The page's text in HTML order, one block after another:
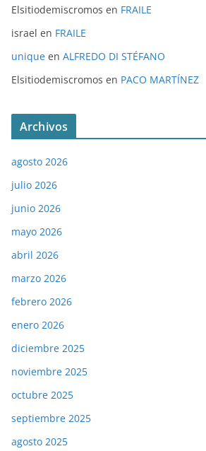
Elsitiodemiscromos en FRAILE
israel en FRAILE
unique en ALFREDO DI STÉFANO
Elsitiodemiscromos en PACO MARTÍNEZ
Archivos
agosto 2026
julio 2026
junio 2026
mayo 2026
abril 2026
marzo 2026
febrero 2026
enero 2026
diciembre 2025
noviembre 2025
octubre 2025
septiembre 2025
agosto 2025